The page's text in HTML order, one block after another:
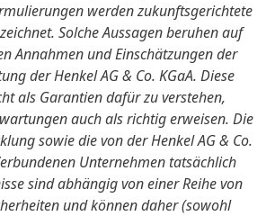
werden zukunfts­gerichtete
Solche Aussagen beruhen auf
Annahmen und Ein­schätzungen der
der Henkel AG & Co. KGaA. Diese
als Garantien dafür zu verstehen,
auch als richtig erweisen. Die
sowie die von der Henkel AG & Co.
Unternehmen tatsächlich
sind abhängig von einer Reihe von
und können daher (sowohl